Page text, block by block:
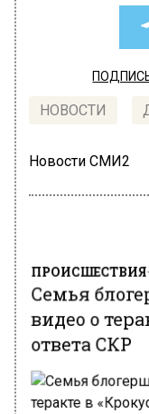
НОВОСТИ
Новости СМИ2
Семья
видео о
ответа СКР